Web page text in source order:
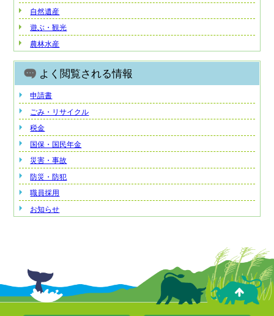
自然遺産
遊ぶ・観光
農林水産
よく閲覧される情報
申請書
ごみ・リサイクル
税金
国保・国民年金
災害・事故
防災・防犯
職員採用
お知らせ